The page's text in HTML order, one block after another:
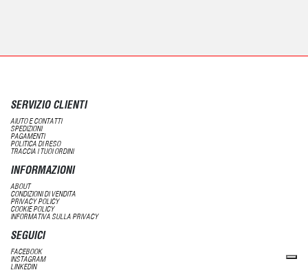
SERVIZIO CLIENTI
AIUTO E CONTATTI
SPEDIZIONI
PAGAMENTI
POLITICA DI RESO
TRACCIA I TUOI ORDINI
INFORMAZIONI
ABOUT
CONDIZIONI DI VENDITA
PRIVACY POLICY
COOKIE POLICY
INFORMATIVA SULLA PRIVACY
SEGUICI
FACEBOOK
INSTAGRAM
LINKEDIN